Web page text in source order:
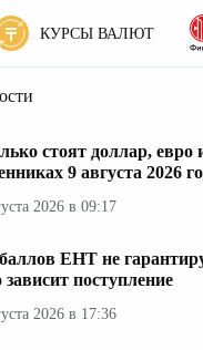
КУРСЫ ВАЛЮТ
стоят доллар, евро
9 августа 2026
2026 в 09:17
ЕНТ не
зависит поступление
2026 в 17:36